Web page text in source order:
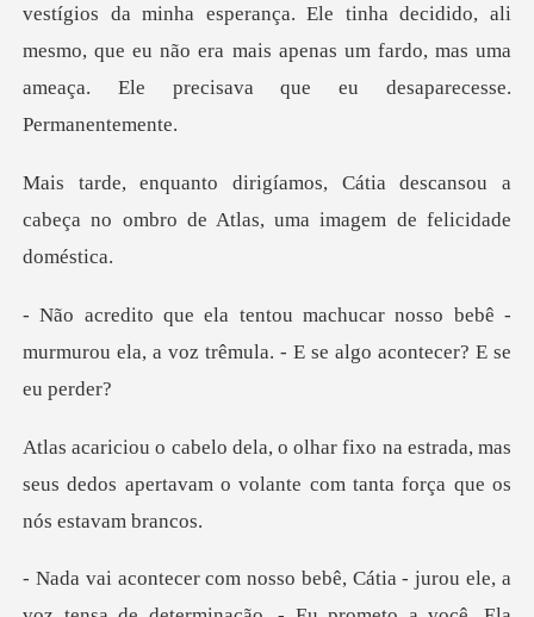
vestígios da minha esperança. Ele tinha decidido, ali
mesmo, que eu não e
a descansou a
cabeça no ombro de Atla
nosso bebê -
murmurou ela, a voz trêmul
na estrada, mas
seus dedos apertavam o volan